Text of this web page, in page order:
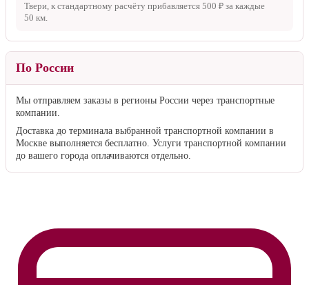
Твери, к стандартному расчёту прибавляется 500 ₽ за каждые
50 км
По России
Мы отправляем заказы в регионы России через транспортные
компании.
Доставка до терминала выбранной транспортной компании в
Москве выполняется бесплатно. Услуги транспортной компании
до вашего города оплачиваются отдельно.